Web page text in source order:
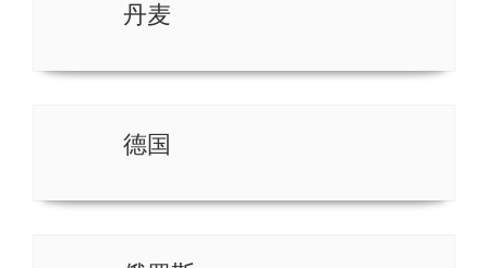
丹麦
德国